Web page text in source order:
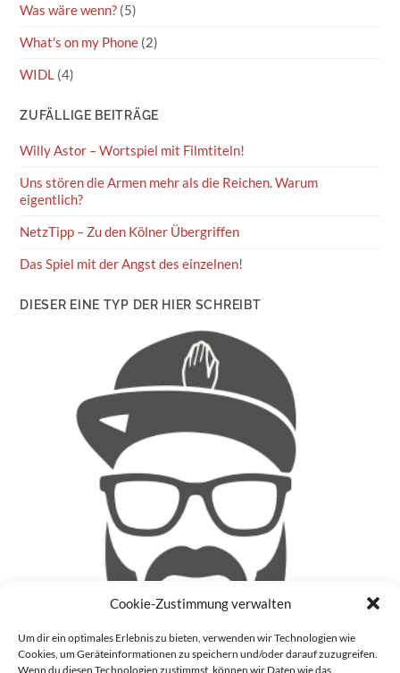
Cookie-Zustimmung verwalten
Um dir ein optimales Erlebnis zu bieten, verwenden wir Technologien wie
Cookies, um Geräteinformationen zu speichern und/oder darauf zuzugreifen.
Wenn du diesen Technologien zustimmst, können wir Daten wie das
Was wäre wenn? (5)
What's on my Phone (2)
WIDL (4)
ZUFÄLLIGE BEITRÄGE
Willy Astor – Wortspiel mit Filmtiteln!
Uns stören die Armen mehr als die Reichen. Warum
eigentlich?
NetzTipp – Zu den Kölner Übergriffen
Das Spiel mit der Angst des einzelnen!
DIESER EINE TYP DER HIER SCHREIBT